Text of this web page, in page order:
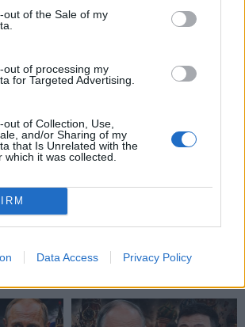
out of the Sale of my
out of processing my
for Targeted Advertising.
of Collection, Use,
and/or Sharing of my
that Is Unrelated with the
which it was collected.
Data Access Privacy Policy
Sausra Anglijoje:
parduotuvėse pritrūks
kils kainos
Dronai pastebėti virš
Vokietijoje: incidentą tiria